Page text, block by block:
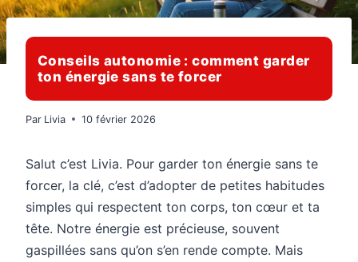
Conseils autonomie : comment garder
ton énergie sans te forcer
Par Livia 10 février 2026
Salut c’est Livia. Pour garder ton énergie sans te
forcer, la clé, c’est d’adopter de petites habitudes
simples qui respectent ton corps, ton cœur et ta
tête. Notre énergie est précieuse, souvent
gaspillées sans qu’on s’en rende compte. Mais